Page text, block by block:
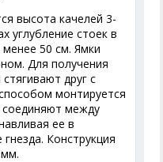
высота качелей 3-
углубление стоек в
50 см. Ямки
Для получения
друг с
монтируется
между
ее в
Конструкция